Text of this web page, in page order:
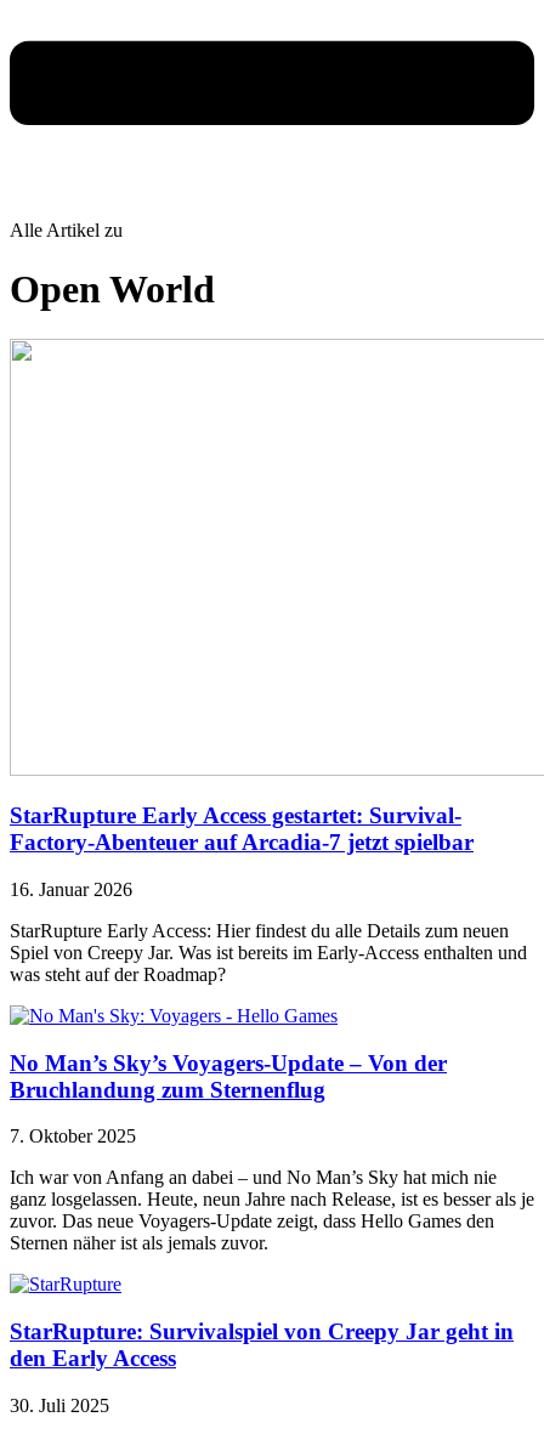
Alle Artikel zu
Open World
StarRupture Early Access gestartet: Survival-
Factory-Abenteuer auf Arcadia-7 jetzt spielbar
16. Januar 2026
StarRupture Early Access: Hier findest du alle Details zum neuen
Spiel von Creepy Jar. Was ist bereits im Early-Access enthalten und
was steht auf der Roadmap?
No Man’s Sky’s Voyagers-Update – Von der
Bruchlandung zum Sternenflug
7. Oktober 2025
Ich war von Anfang an dabei – und No Man’s Sky hat mich nie
ganz losgelassen. Heute, neun Jahre nach Release, ist es besser als je
zuvor. Das neue Voyagers-Update zeigt, dass Hello Games den
Sternen näher ist als jemals zuvor.
StarRupture: Survivalspiel von Creepy Jar geht in
den Early Access
30. Juli 2025